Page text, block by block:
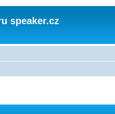
speaker.cz